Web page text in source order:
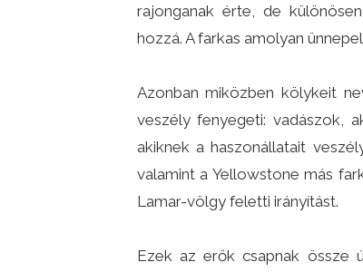
rajonganak érte, de
hozzá. A farkas amolyan
Azonban miközben kölykeit
veszély fenyegeti: vadászok,
akiknek a haszonállatait
valamint a Yellowstone más
Lamar-völgy feletti irányítást.
Ezek az erők csapnak össze